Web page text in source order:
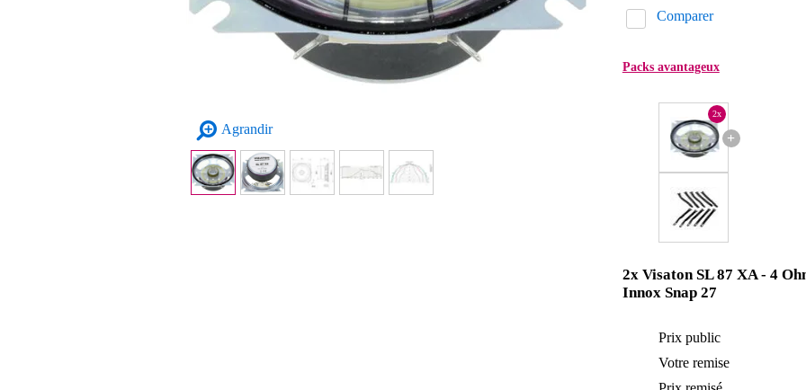
Agrandir
Comparer
Packs avantageux
+
2x
2x Visaton SL 87 XA - 4
Innox Snap 27
Prix public
Votre remise